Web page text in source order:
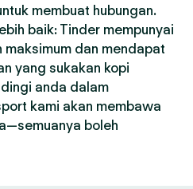
membuat hubungan.
baik: Tinder mempunyai
dan mendapat
yang sukakan kopi
anda dalam
kami akan membawa
boleh